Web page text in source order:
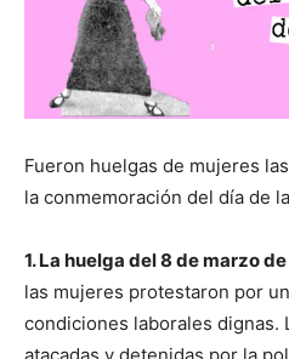
Fueron huelgas de mujeres
la conmemoración del día de
1. La huelga del 8 de marzo de
las mujeres protestaron por
condiciones laborales dignas.